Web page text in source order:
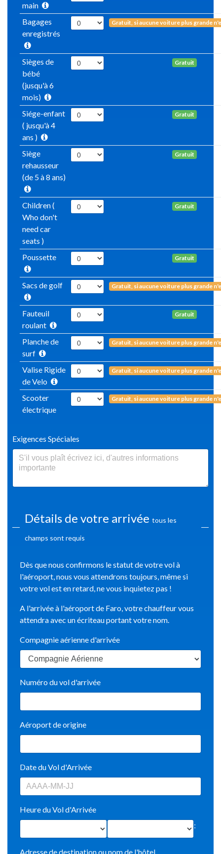
main
Bagages
enregistrés
Gratuit, si aucune voiture plus grande
Sièges de
bébé
(jusqu'à 6
mois)
Gratuit
Siége-enfant
( jusqu'à 4
ans )
Gratuit
Siège
rehausseur
(de 5 à 8 ans)
Gratuit
Children (
Who don't
need car
seats )
Gratuit
Poussette Gratuit
Sacs de golf Gratuit, si aucune voiture plus grande
Fauteuil
roulant
Gratuit
Planche de
surf
Gratuit, si aucune voiture plus grande
Valise Rigide
de Velo
Gratuit, si aucune voiture plus grande
Scooter
électrique
Gratuit, si aucune voiture plus grande
Exigences Spéciales
Détails de votre arrivée tous les
champs sont requis
Dès que nous confirmons le statut de votre vol à
l'aéroport, nous vous attendrons toujours, même si
votre vol est en retard, ne vous inquietez pas !
A l'arrivée à l'aéroport de Faro, votre chauffeur vous
attendra avec un écriteau portant votre nom.
Compagnie aérienne d'arrivée
Numéro du vol d'arrivée
Aéroport de origine
Date du Vol d'Arrivée
Heure du Vol d'Arrivée
:
Adresse de destination ou nom de l'hôtel